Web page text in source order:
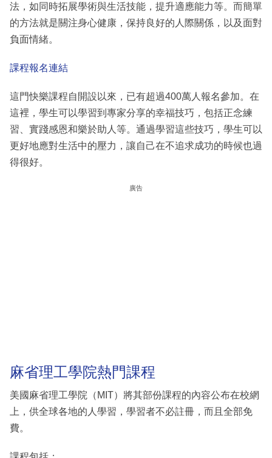
法，如同時拓展學術與生活技能，提升適應能力等。而簡單
的方法就是關注身心健康，保持良好的人際關係，以及面對
負面情緒。
課程報名連結
這門快樂課程自開設以來，已有超過400萬人報名參加。在
這裡，學生可以學習到專家分享的幸福技巧，包括正念練
習、實踐感恩和樂於助人等。通過學習這些技巧，學生可以
更好地應對生活中的壓力，讓自己在不追求成功的時候也過
得很好。
廣告
麻省理工學院熱門課程
美國麻省理工學院（MIT）將其部份課程的內容公布在校網
上，供全球各地的人學習，學習者不必註冊，而且全部免
費。